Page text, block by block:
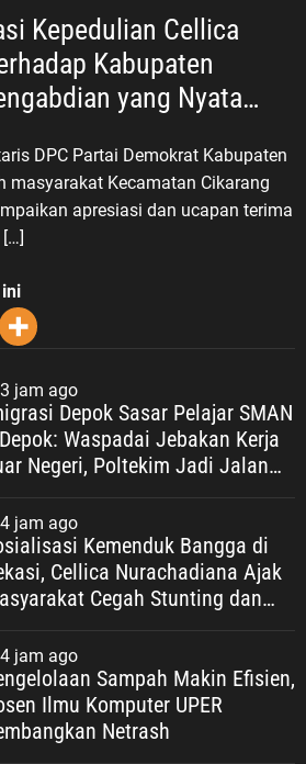
Kepedulian Cellica
Kabupaten
yang Nyata
DPC Partai Demokrat Kabupaten
masyarakat Kecamatan Cikarang
apresiasi dan ucapan terima
3 jam ago
Depok Sasar Pelajar SMAN
Waspadai Jebakan Kerja
Negeri, Poltekim Jadi Jalan
4 jam ago
Kemenduk Bangga di
Cellica Nurachadiana Ajak
Cegah Stunting dan
4 jam ago
Sampah Makin Efisien,
Ilmu Komputer UPER
Netrash